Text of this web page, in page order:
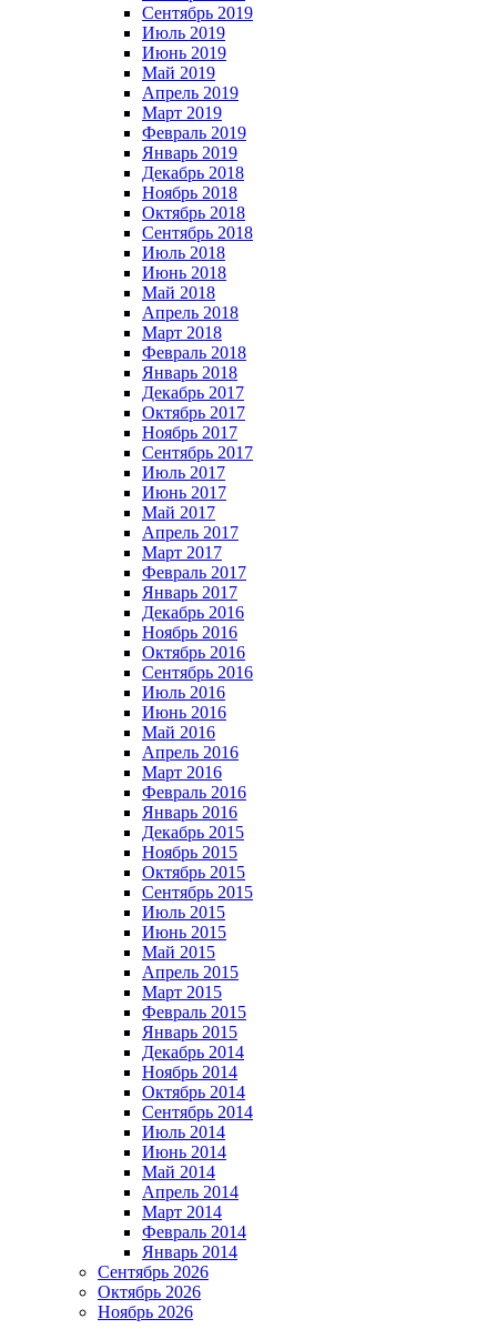
Сентябрь 2019
Июль 2019
Июнь 2019
Май 2019
Апрель 2019
Март 2019
Февраль 2019
Январь 2019
Декабрь 2018
Ноябрь 2018
Октябрь 2018
Сентябрь 2018
Июль 2018
Июнь 2018
Май 2018
Апрель 2018
Март 2018
Февраль 2018
Январь 2018
Декабрь 2017
Октябрь 2017
Ноябрь 2017
Сентябрь 2017
Июль 2017
Июнь 2017
Май 2017
Апрель 2017
Март 2017
Февраль 2017
Январь 2017
Декабрь 2016
Ноябрь 2016
Октябрь 2016
Сентябрь 2016
Июль 2016
Июнь 2016
Май 2016
Апрель 2016
Март 2016
Февраль 2016
Январь 2016
Декабрь 2015
Ноябрь 2015
Октябрь 2015
Сентябрь 2015
Июль 2015
Июнь 2015
Май 2015
Апрель 2015
Март 2015
Февраль 2015
Январь 2015
Декабрь 2014
Ноябрь 2014
Октябрь 2014
Сентябрь 2014
Июль 2014
Июнь 2014
Май 2014
Апрель 2014
Март 2014
Февраль 2014
Январь 2014
Сентябрь 2026
Октябрь 2026
Ноябрь 2026